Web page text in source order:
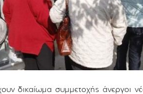
δικαίωμα συμμετοχής άνεργοι